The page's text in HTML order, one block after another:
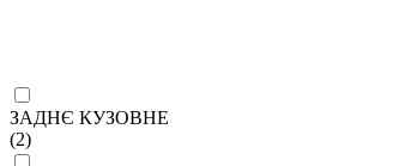
ЗАДНЄ КУЗОВНЕ
(2)